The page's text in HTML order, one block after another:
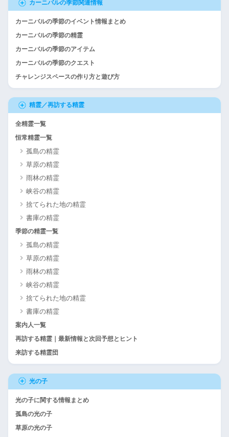
カーニバルの季節関連情報
カーニバルの季節のイベント情報まとめ
カーニバルの季節の精霊
カーニバルの季節のアイテム
カーニバルの季節のクエスト
チャレンジスペースの作り方と遊び方
精霊／再訪する精霊
全精霊一覧
恒常精霊一覧
孤島の精霊
草原の精霊
雨林の精霊
峡谷の精霊
捨てられた地の精霊
書庫の精霊
季節の精霊一覧
孤島の精霊
草原の精霊
雨林の精霊
峡谷の精霊
捨てられた地の精霊
書庫の精霊
案内人一覧
再訪する精霊｜最新情報と次回予想とヒント
来訪する精霊団
光の子
光の子に関する情報まとめ
孤島の光の子
草原の光の子